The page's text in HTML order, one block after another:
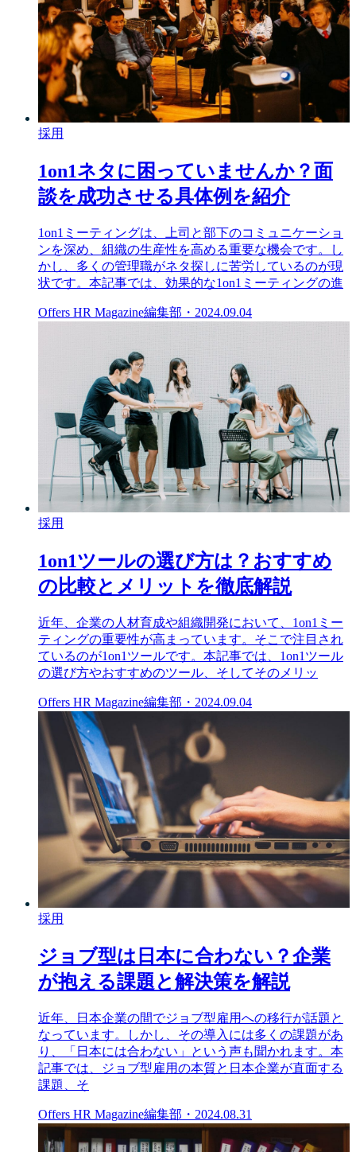
採用
1on1ネタに困っていませんか？面
談を成功させる具体例を紹介
1on1ミーティングは、上司と部下のコミュニケーショ
ンを深め、組織の生産性を高める重要な機会です。し
かし、多くの管理職がネタ探しに苦労しているのが現
状です。本記事では、効果的な1on1ミーティングの進
Offers HR Magazine編集部 ・ 2024.09.04
採用
1on1ツールの選び方は？おすすめ
の比較とメリットを徹底解説
近年、企業の人材育成や組織開発において、1on1ミー
ティングの重要性が高まっています。そこで注目され
ているのが1on1ツールです。本記事では、1on1ツール
の選び方やおすすめのツール、そしてそのメリッ
Offers HR Magazine編集部 ・ 2024.09.04
採用
ジョブ型は日本に合わない？企業
が抱える課題と解決策を解説
近年、日本企業の間でジョブ型雇用への移行が話題と
なっています。しかし、その導入には多くの課題があ
り、「日本には合わない」という声も聞かれます。本
記事では、ジョブ型雇用の本質と日本企業が直面する
課題、そ
Offers HR Magazine編集部 ・ 2024.08.31